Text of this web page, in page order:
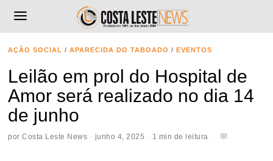
AÇÃO SOCIAL / APARECIDA DO TABOADO / EVENTOS
Leilão em prol do Hospital de
Amor será realizado no dia 14
de junho
porCosta Leste News junho 4, 2025 1 min de leitura